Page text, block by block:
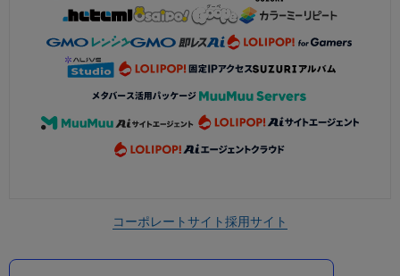
コーポレートサイト採用サイト